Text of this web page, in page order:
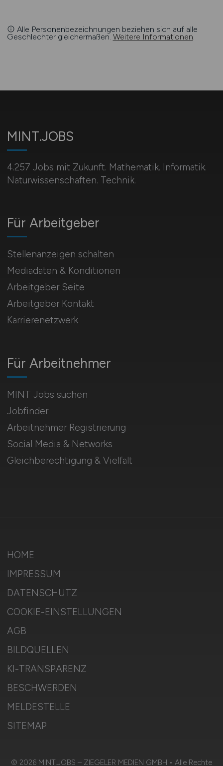
Alle Personenbezeichnungen beziehen sich auf alle
Geschlechter gleichermaßen. Weitere Informationen
MINT.JOBS
4.257 Jobs mit Zukunft. Mathematik. Informatik.
Naturwissenschaften. Technik.
Für Arbeitnehmer
MINT Jobs suchen
Jobfinder
Arbeitnehmer Registrierung
Social Media & Networks
Gleichberechtigung & Vielfalt
Für Arbeitgeber
Stellenanzeigen schalten
Mediadaten & Konditionen
Arbeitgeber Seite
Arbeitgeber Kontakt
Karrierenetzwerk
HOME
IMPRESSUM
DATENSCHUTZ
COOKIE-EINSTELLUNGEN
AGB
BILDQUELLEN
KI-TRANSPARENZ
BESCHWERDEN
MELDESTELLE
SITEMAP
© 2026 MINT.JOBS – ZIEGELER MEDIEN GMBH • Alle Rechte